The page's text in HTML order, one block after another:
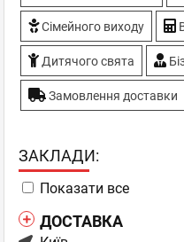
Сімейного виходу
Дитячого свята
Замовлення доставки
ЗАКЛАДИ:
Показати все
ДОСТАВКА